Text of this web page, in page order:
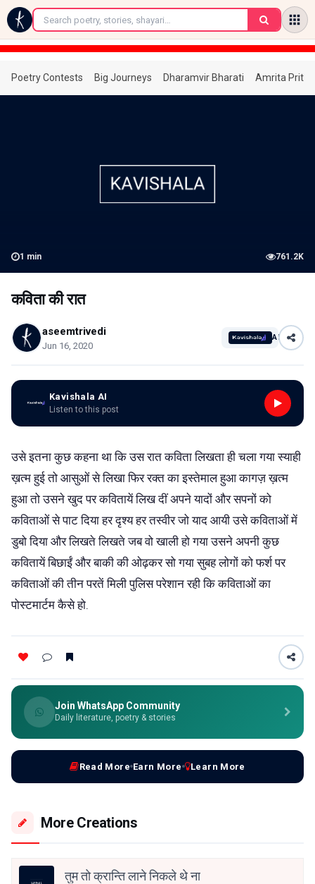
←
Poetry Contests Big Journeys Dharamvir Bharati Amrita
1 min 761.2K
कविता की रात
aseemtrivedi
Jun 16, 2020
AI
Kavishala AI
Listen to this post
उसे इतना कुछ कहना था कि उस रात कविता लिखता ही चला गया स्याही
ख़त्म हुई तो आसुओं से लिखा फिर रक्त का इस्तेमाल हुआ कागज़ ख़त्म
हुआ तो उसने खुद पर कवितायें लिख दीं अपने यादों और सपनों को
कविताओं से पाट दिया हर दृश्य हर तस्वीर जो याद आयी उसे कविताओं में
डुबो दिया और लिखते लिखते जब वो खाली हो गया उसने अपनी कुछ
कवितायें बिछाईं और बाकी की ओढ़कर सो गया सुबह लोगों को फर्श पर
कविताओं की तीन परतें मिली पुलिस परेशान रही कि कविताओं का
पोस्टमार्टम कैसे हो.
Join WhatsApp Community
Daily literature, poetry & stories
Read More Earn More Learn More
More Creations
तुम तो क्रान्ति लाने निकले थे ना